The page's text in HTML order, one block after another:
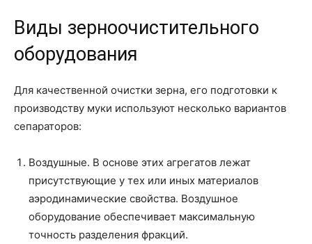
Виды зерноочистительного
оборудования
Для качественной очистки зерна, его подготовки к
производству муки используют несколько вариантов
сепараторов:
Воздушные. В основе этих агрегатов лежат
присутствующие у тех или иных материалов
аэродинамические свойства. Воздушное
оборудование обеспечивает максимальную
точность разделения фракций.